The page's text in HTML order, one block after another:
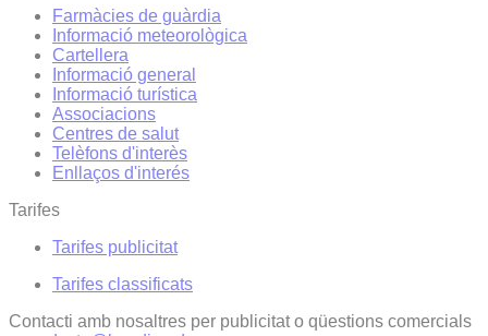
Farmàcies de guàrdia
Informació meteorològica
Cartellera
Informació general
Informació turística
Associacions
Centres de salut
Telèfons d'interès
Enllaços d'interés
Tarifes
Tarifes publicitat
Tarifes classificats
Contacti amb nosaltres per publicitat o qüestions comercials